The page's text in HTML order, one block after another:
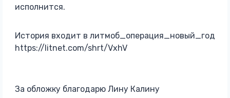
исполнится.
История входит в литмоб_операция_новый_год
https://litnet.com/shrt/VxhV
За обложку благодарю Лину Калину